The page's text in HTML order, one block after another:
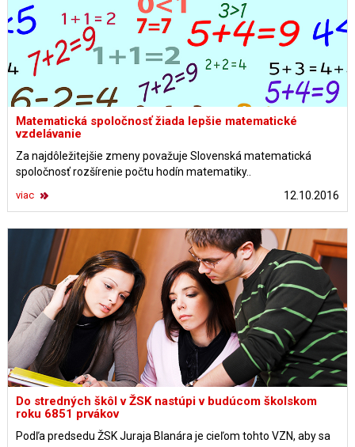
Matematická spoločnosť žiada lepšie matematické
vzdelávanie
Za najdôležitejšie zmeny považuje Slovenská matematická
spoločnosť rozšírenie počtu hodín matematiky..
12.10.2016
viac
Do stredných škôl v ŽSK nastúpi v budúcom školskom
roku 6851 prvákov
Podľa predsedu ŽSK Juraja Blanára je cieľom tohto VZN, aby sa